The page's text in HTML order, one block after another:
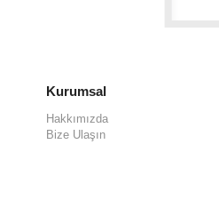
Kurumsal
Hakkımızda
Bize Ulaşın